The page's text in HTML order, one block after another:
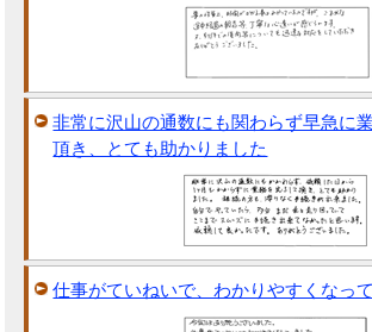
非常に沢山の通数にも関わらず早急に
頂き、とても助かりました
仕事がていねいで、わかりやすくなっ